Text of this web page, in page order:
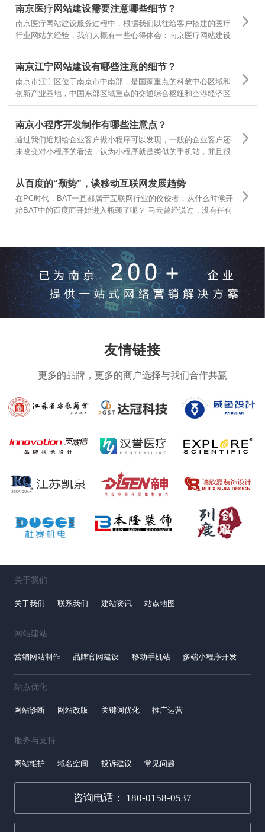
一种认可
南京医疗网站建设需要注意哪些细节？
南京医疗网站建设服务过程中，根据我们以往给客户搭建的医疗
行业网站的经验，我们大概有一些心得体会：南京医疗网站建设
基本有以下几个领域，有的企业做医疗器械，有的做医疗咨询，
域，结合自身需求，定位不同的医疗网站建设
南京江宁网站建设有哪些注意的细节？
南京市江宁区位于南京市中南部，是国家重点的科教中心区域和
创新产业基地，中国东部区域重点的交通综合枢纽和空港经济区
枢纽。南京江宁从东西南三面环抱南京主城区，航空、港口、铁
站建设有哪些需要注意的细节？
南京小程序开发制作有哪些注意点？
通过我们近期给企业客户做小程序可以发现，一般的企业客户还
未改变对小程序的看法，认为小程序就是类似的手机站，并且很
多客户都让我们按照手机站的样式和功能去开发小程序，是因为
大家分享下，那么小程序制作有哪些要点呢？
从百度的“颓势”，谈移动互联网发展趋势
在PC时代，BAT一直都属于互联网行业的佼佼者，从什么时候开
始BAT中的百度而开始进入瓶颈了呢？ 马云曾经说过，没有任何
一个互联网企业可以保证10年之内还能存在，可见互联网行业的
析，互联网发展的趋势和前景
友情链接
更多的品牌，更多的商户选择与我们合作共赢
关于我们
关于我们 联系我们 建站资讯 站点地图
网站建站
营销网站制作 品牌官网建设 移动手机站 多端小程序开发
站点优化
网站诊断 网站改版 关键词优化 推广运营
服务与支持
网站维护 域名空间 投诉建议 常见问题
咨询电话： 180-0158-0537